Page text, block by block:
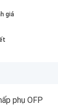
giá
phụ OFP